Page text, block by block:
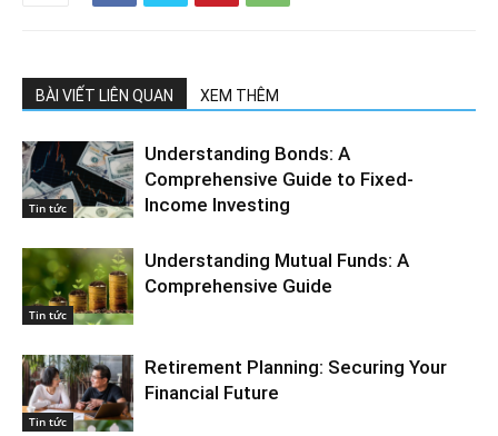
BÀI VIẾT LIÊN QUAN XEM THÊM
Tin tức
Understanding Bonds: A
Comprehensive Guide to Fixed-
Income Investing
Tin tức
Understanding Mutual Funds: A
Comprehensive Guide
Tin tức
Retirement Planning: Securing Your
Financial Future